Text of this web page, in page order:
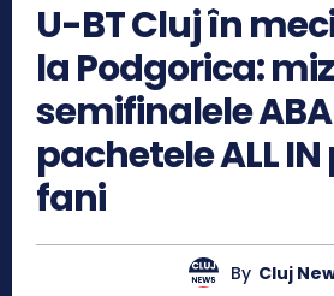
U-BT Cluj în
la Podgorica:
semifinalele
pachetele ALL
fani
By Cluj